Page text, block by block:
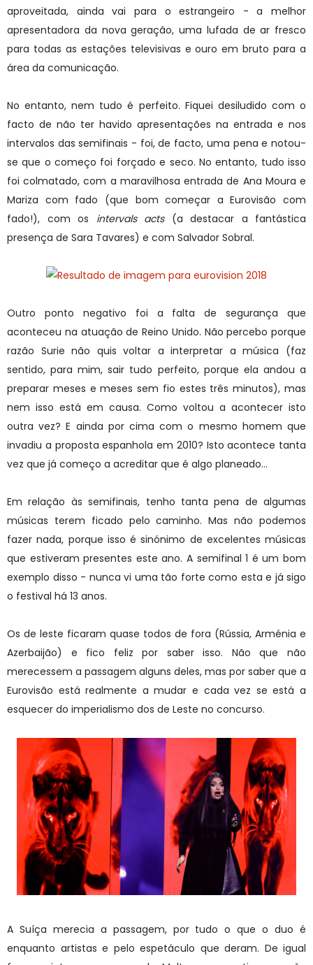
aproveitada, ainda vai para o estrangeiro - a melhor
apresentadora da nova geração, uma lufada de ar fresco
para todas as estações televisivas e ouro em bruto para a
área da comunicação.
No entanto, nem tudo é perfeito. Fiquei desiludido com o
facto de não ter havido apresentações na entrada e nos
intervalos das semifinais - foi, de facto, uma pena e notou-
se que o começo foi forçado e seco. No entanto, tudo isso
foi colmatado, com a maravilhosa entrada de Ana Moura e
Mariza com fado (que bom começar a Eurovisão com
fado!), com os intervals acts(a destacar a fantástica
presença de Sara Tavares) e com Salvador Sobral.
Outro ponto negativo foi a falta de segurança que
aconteceu na atuação de Reino Unido. Não percebo porque
razão Surie não quis voltar a interpretar a música (faz
sentido, para mim, sair tudo perfeito, porque ela andou a
preparar meses e meses sem fio estes três minutos), mas
nem isso está em causa. Como voltou a acontecer isto
outra vez? E ainda por cima com o mesmo homem que
invadiu a proposta espanhola em 2010? Isto acontece tanta
vez que já começo a acreditar que é algo planeado...
Em relação às semifinais, tenho tanta pena de algumas
músicas terem ficado pelo caminho. Mas não podemos
fazer nada, porque isso é sinónimo de excelentes músicas
que estiveram presentes este ano. A semifinal 1 é um bom
exemplo disso - nunca vi uma tão forte como esta e já sigo
o festival há 13 anos.
Os de leste ficaram quase todos de fora (Rússia, Arménia e
Azerbaijão) e fico feliz por saber isso. Não que não
merecessem a passagem alguns deles, mas por saber que a
Eurovisão está realmente a mudar e cada vez se está a
esquecer do imperialismo dos de Leste no concurso.
A Suíça merecia a passagem, por tudo o que o duo é
enquanto artistas e pelo espetáculo que deram. De igual